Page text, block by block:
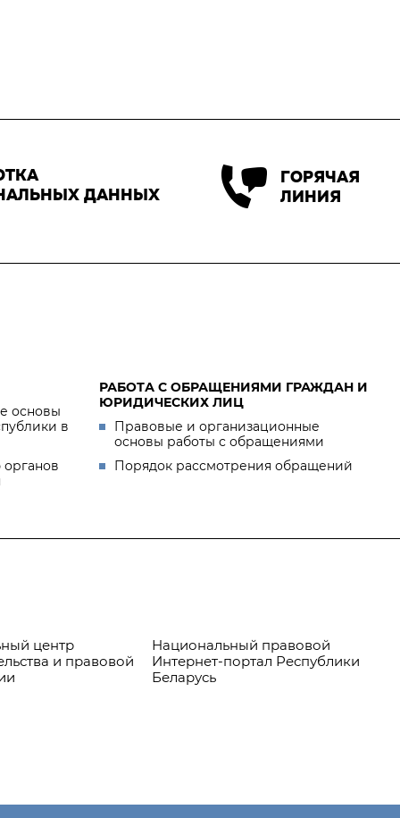
ДАННЫХ
ГОРЯЧАЯ
ЛИНИЯ
основы
в
РАБОТА С ОБРАЩЕНИЯМИ ГРАЖДАН И
ЮРИДИЧЕСКИХ ЛИЦ
Правовые и организационные
основы работы с обращениями
Порядок рассмотрения обращений
центр
и правовой
Национальный правовой
Интернет-портал Республики
Беларусь